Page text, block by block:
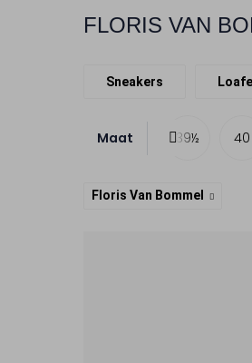
FLORIS VAN
Sneakers
Maat
39 39½ 40
Floris Van Bommel